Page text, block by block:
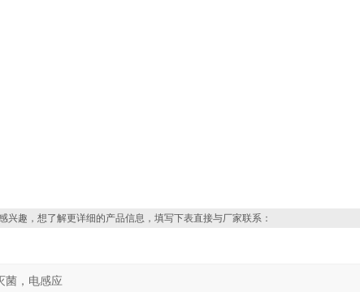
兴趣，想了解更详细的产品信息，填写下表直接与厂家联系：